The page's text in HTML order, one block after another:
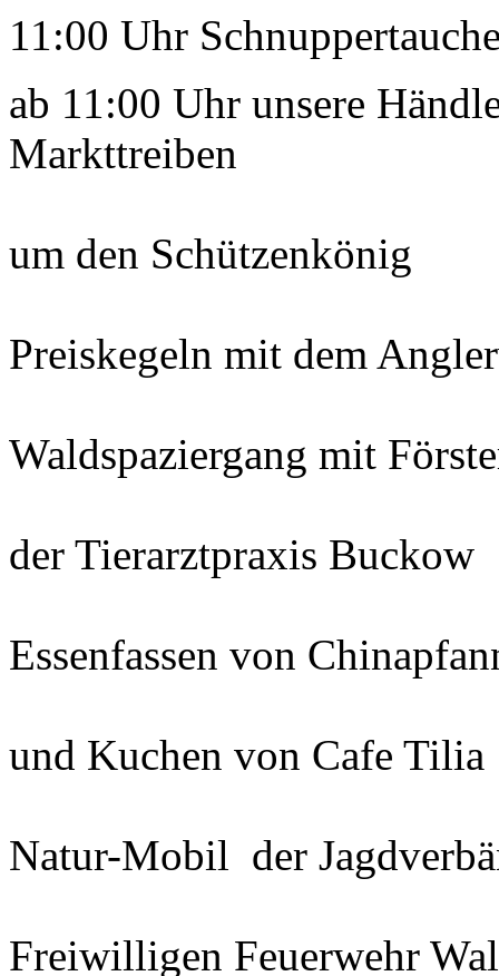
11:00 Uhr
ab 11:00 Uhr unsere
Markttreiben
um den Schützenkönig
Preiskegeln mit dem
Waldspaziergang mit
der Tierarztpraxis Buckow
Essenfassen von
und Kuchen von Cafe Tilia
Natur-Mobil der
Freiwilligen Feuerwehr